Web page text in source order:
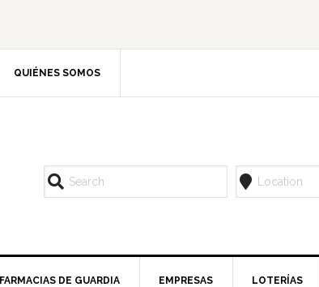
QUIÉNES SOMOS
FARMACIAS DE GUARDIA EMPRESAS LOTERÍAS